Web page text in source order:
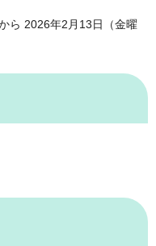
ら 2026年2月13日（金曜